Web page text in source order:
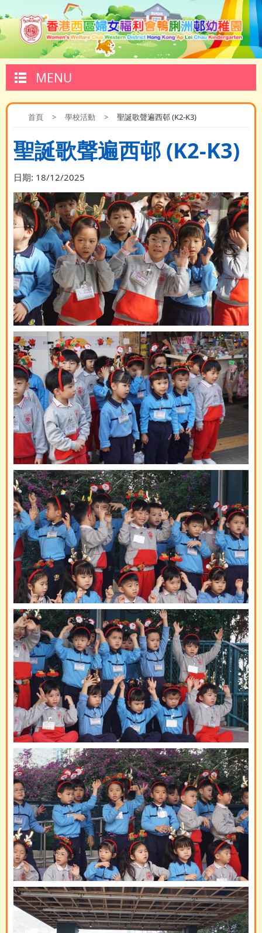
MENU
首頁 > 學校活動 > 聖誕歌聲遍西邨 (K2-K3)
聖誕歌聲遍西邨 (K2-K3)
日期: 18/12/2025